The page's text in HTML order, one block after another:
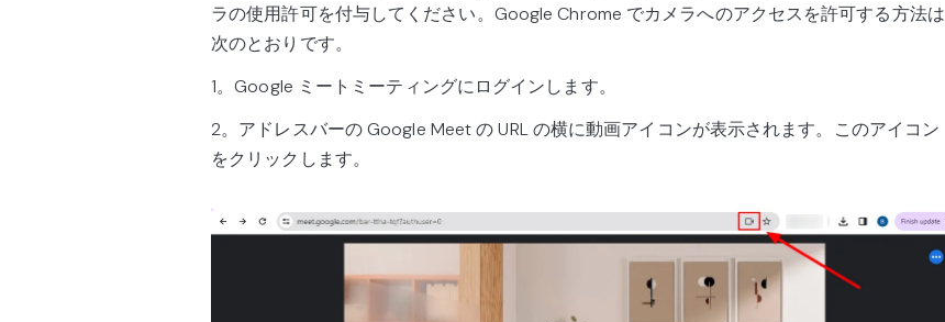
ラの使用許可を付与してください。Google Chrome でカメラへのアクセスを許可する方法は
次のとおりです。
1。Google ミートミーティングにログインします。
2。アドレスバーの Google Meet の URL の横に動画アイコンが表示されます。このアイコン
をクリックします。